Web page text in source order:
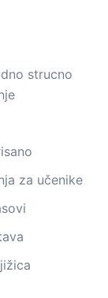
strucno
za učenike